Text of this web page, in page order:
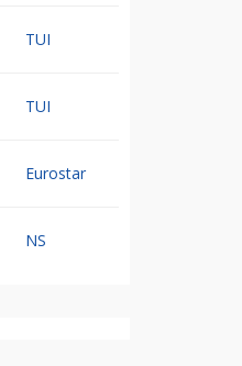
TUI
TUI
Eurostar
NS